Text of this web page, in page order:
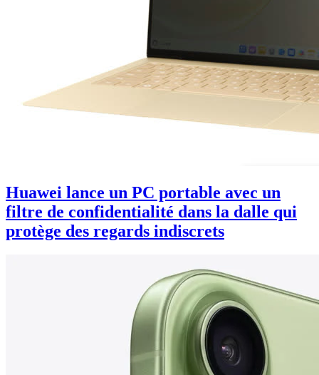
Huawei lance un PC portable avec un
filtre de confidentialité dans la dalle qui
protège des regards indiscrets